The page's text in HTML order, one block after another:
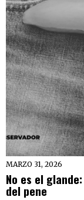
MARZO 31, 2026
No es el
del pene